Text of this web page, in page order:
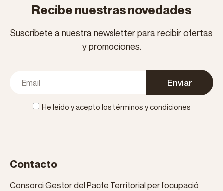
Recibe nuestras novedades
Suscríbete a nuestra newsletter para recibir ofertas
y promociones.
He leído y acepto los términos y condiciones
Enviar
Contacto
Consorci Gestor del Pacte Territorial per l’ocupació